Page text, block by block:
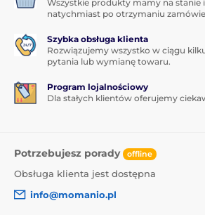
Wszystkie produkty mamy na stanie
natychmiast po otrzymaniu
Szybka obsługa klienta
Rozwiązujemy wszystko w ciągu
pytania lub wymianę towaru.
Program lojalnościowy
Dla stałych klientów oferujemy
Potrzebujesz porady offline
Obsługa klienta jest dostępna
info@momanio.pl